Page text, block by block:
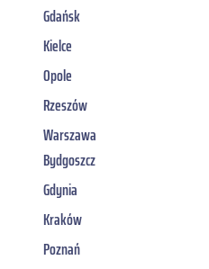
Gdańsk
Kielce
Opole
Rzeszów
Warszawa
Bydgoszcz
Gdynia
Kraków
Poznań